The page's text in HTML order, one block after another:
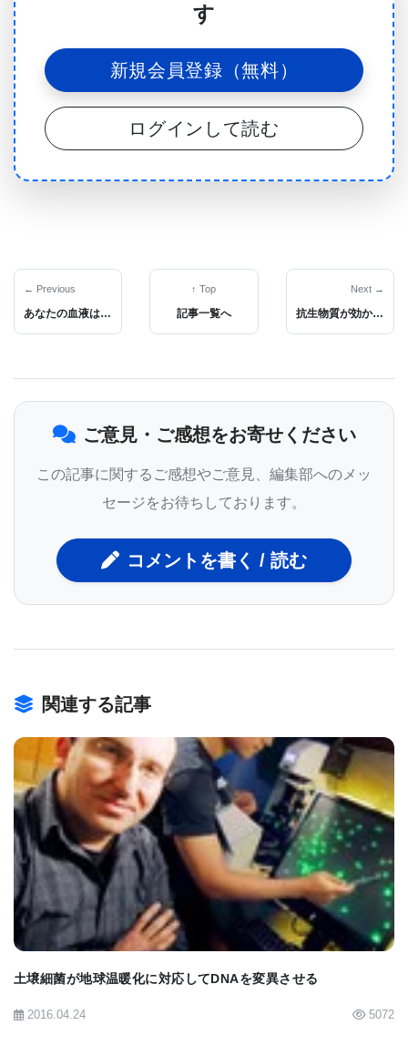
感染症研究センター（DZIF）が主導する国際研究チ
ームが、ブラジルとコスタリカでコウモリとサルの
間でのモービリウイルスの拡散を調査し、新種のウ
イルスと、コウモリから他の哺乳類への「ホストス
イッチ（宿主の乗り換え）」を発見しました。科学
者たちは、リザーバーに潜むモービリウイルスの監
は、「Ecology and Evolutionary Trajectories of
Morbilliviruses in Neotropical Bats（新熱帯区のコ
跡）」です。
モービリウイルスは感染力が非常に強く、ヒトや動
物に深刻な病気を引き起こします。代表的な例とし
て、ヒトの麻疹、ウシの牛疫（ぎゅうえき）、そし
は撲滅に成功したものの、他のモービリウイルスは
ず、その主な宿主や地理的分布、そして新たな種へ
ませんでした。
アメリカ熱帯のコウモリ種におけるモービリウイル
スの進化
この新しい研究では、ブラジルとコスタリカから
1,600匹以上のコウモリが調査されました。研究者た
ちは、吸血行動によって他の動物との接触を容易に
す
新規会員登録（無料）
ログインして読む
← Previous
あなたの血液はいくつ？DNAメチル化で細胞の年齢を読み解く画期的な方法が登場
↑ Top
記事一覧へ
Next →
抗生物質が効かない時代の救世主？薬剤耐性菌に有効な新物質「インフュージド」を開発
ご意見・ご感想をお寄せください
この記事に関するご感想やご意見、編集部へのメッ
セージをお待ちしております。
コメントを書く / 読む
関連する記事
BIOMARKET JP
土壌細菌が地球温暖化に対応してDNAを変異させる
2016.04.24 5072